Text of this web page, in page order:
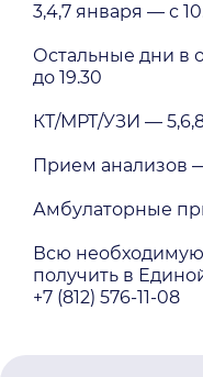
3,4,7 января — с
Остальные дни в
до 19.30
КТ/МРТ/УЗИ —
Прием анализов
Амбулаторные
Всю
получить в
+7 (812) 576-11-08